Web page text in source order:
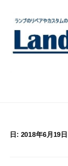
日: 2018年6月19日